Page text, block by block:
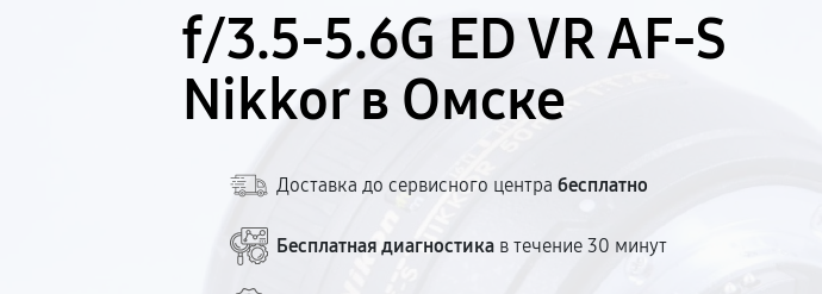
f/3.5-5.6G ED VR AF-S
Nikkor в Омске
Доставка до сервисного центрабесплатно
Бесплатная диагностика в течение 30 минут